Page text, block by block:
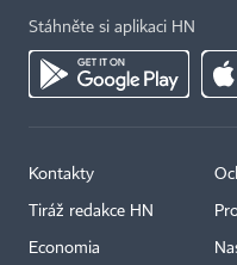
Stáhněte si aplikaci HN
Kontakty
Tiráž redakce HN
Economia